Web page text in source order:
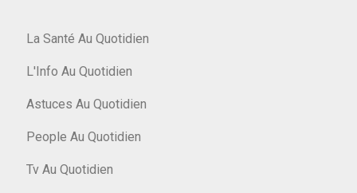
La Santé Au Quotidien
L'Info Au Quotidien
Astuces Au Quotidien
People Au Quotidien
Tv Au Quotidien